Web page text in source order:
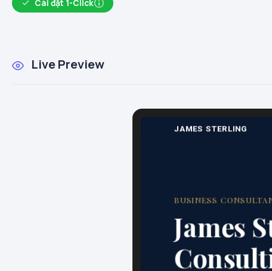
Cài đặt 1-Click
Live Preview